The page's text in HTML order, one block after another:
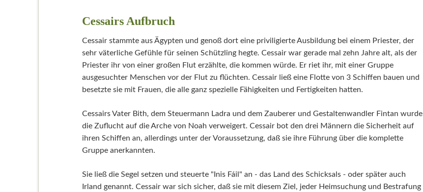
Cessairs Aufbruch
Cessair stammte aus Ägypten und genoß dort eine priviligierte Ausbildung bei einem Priester, der
sehr väterliche Gefühle für seinen Schützling hegte. Cessair war gerade mal zehn Jahre alt, als der
Priester ihr von einer großen Flut erzählte, die kommen würde. Er riet ihr, mit einer Gruppe
ausgesuchter Menschen vor der Flut zu flüchten. Cessair ließ eine Flotte von 3 Schiffen bauen und
besetzte sie mit Frauen, die alle ganz spezielle Fähigkeiten und Fertigkeiten hatten.
Cessairs Vater Bith, dem Steuermann Ladra und dem Zauberer und Gestaltenwandler Fintan wurde
die Zuflucht auf die Arche von Noah verweigert. Cessair bot den drei Männern die Sicherheit auf
ihren Schiffen an, allerdings unter der Voraussetzung, daß sie ihre Führung über die komplette
Gruppe anerkannten.
Sie ließ die Segel setzen und steuerte "Inis Fáil" an - das Land des Schicksals - oder später auch
Irland genannt. Cessair war sich sicher, daß sie mit diesem Ziel, jeder Heimsuchung und Bestrafung